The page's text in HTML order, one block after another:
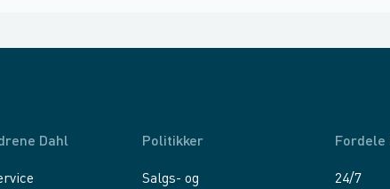
Dahl Politikker
Salgs- og
Fordele
24/7